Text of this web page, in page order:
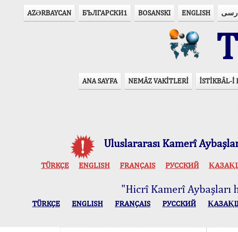
AZӘRBAYCAN БЪЛГАРСКИ1 BOSANSKI ENGLISH
ANA SAYFA NEMÂZ VAKİTLERİ İSTİKBÂL-İ
Uluslararası Kamerî
TÜRKÇE ENGLISH FRANÇAIS РУССКИЙ
"Hicrî Kamerî Aybaşları
TÜRKÇE ENGLISH FRANÇAIS РУССКИЙ